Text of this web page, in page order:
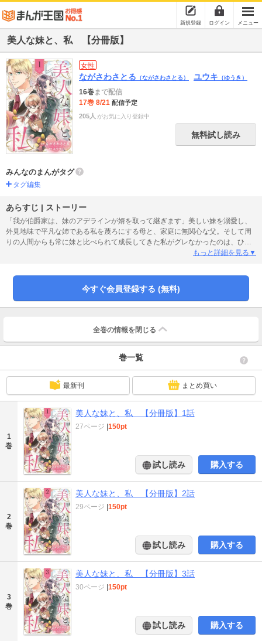
新規登録 ログイン メニュー
美人な妹と、私 【分冊版】
女性
ながさわさとる （ながさわさとる） ユウキ （ゆうき）
16巻まで配信
17巻 8/21 配信予定
205人 がお気に入り登録中
無料試し読み
みんなのまんがタグ
タグ編集
あらすじ | ストーリー
「我が伯爵家は、妹のアデラインが婿を取って継ぎます」美しい妹を溺愛し、
外見地味で平凡な姉である私を蔑ろにする母と、家庭に無関心な父。そして周
りの人間からも常に妹と比べられて成長してきた私がグレなかったのは、ひと
えに妹のおかげだった……？歪な家族の中で育ってきた二人が支え合い、自分
もっと詳細を見る▼
今すぐ会員登録する (無料)
全巻の情報を 閉じる
巻一覧
最新刊 まとめ買い
1
巻
美人な妹と、私 【分冊版】1話
27ページ |150pt
試し読み 購入する
2
巻
美人な妹と、私 【分冊版】2話
29ページ |150pt
試し読み 購入する
3
巻
美人な妹と、私 【分冊版】3話
30ページ |150pt
試し読み 購入する